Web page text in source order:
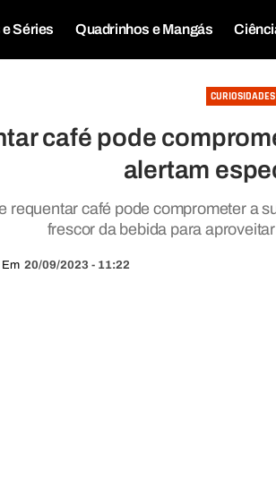
Séries Quadrinhos e Mangás
CURIOSIDADES
café pode
alertam
requentar café pode comprometer a
frescor da bebida para
Em 20/09/2023 - 11:22